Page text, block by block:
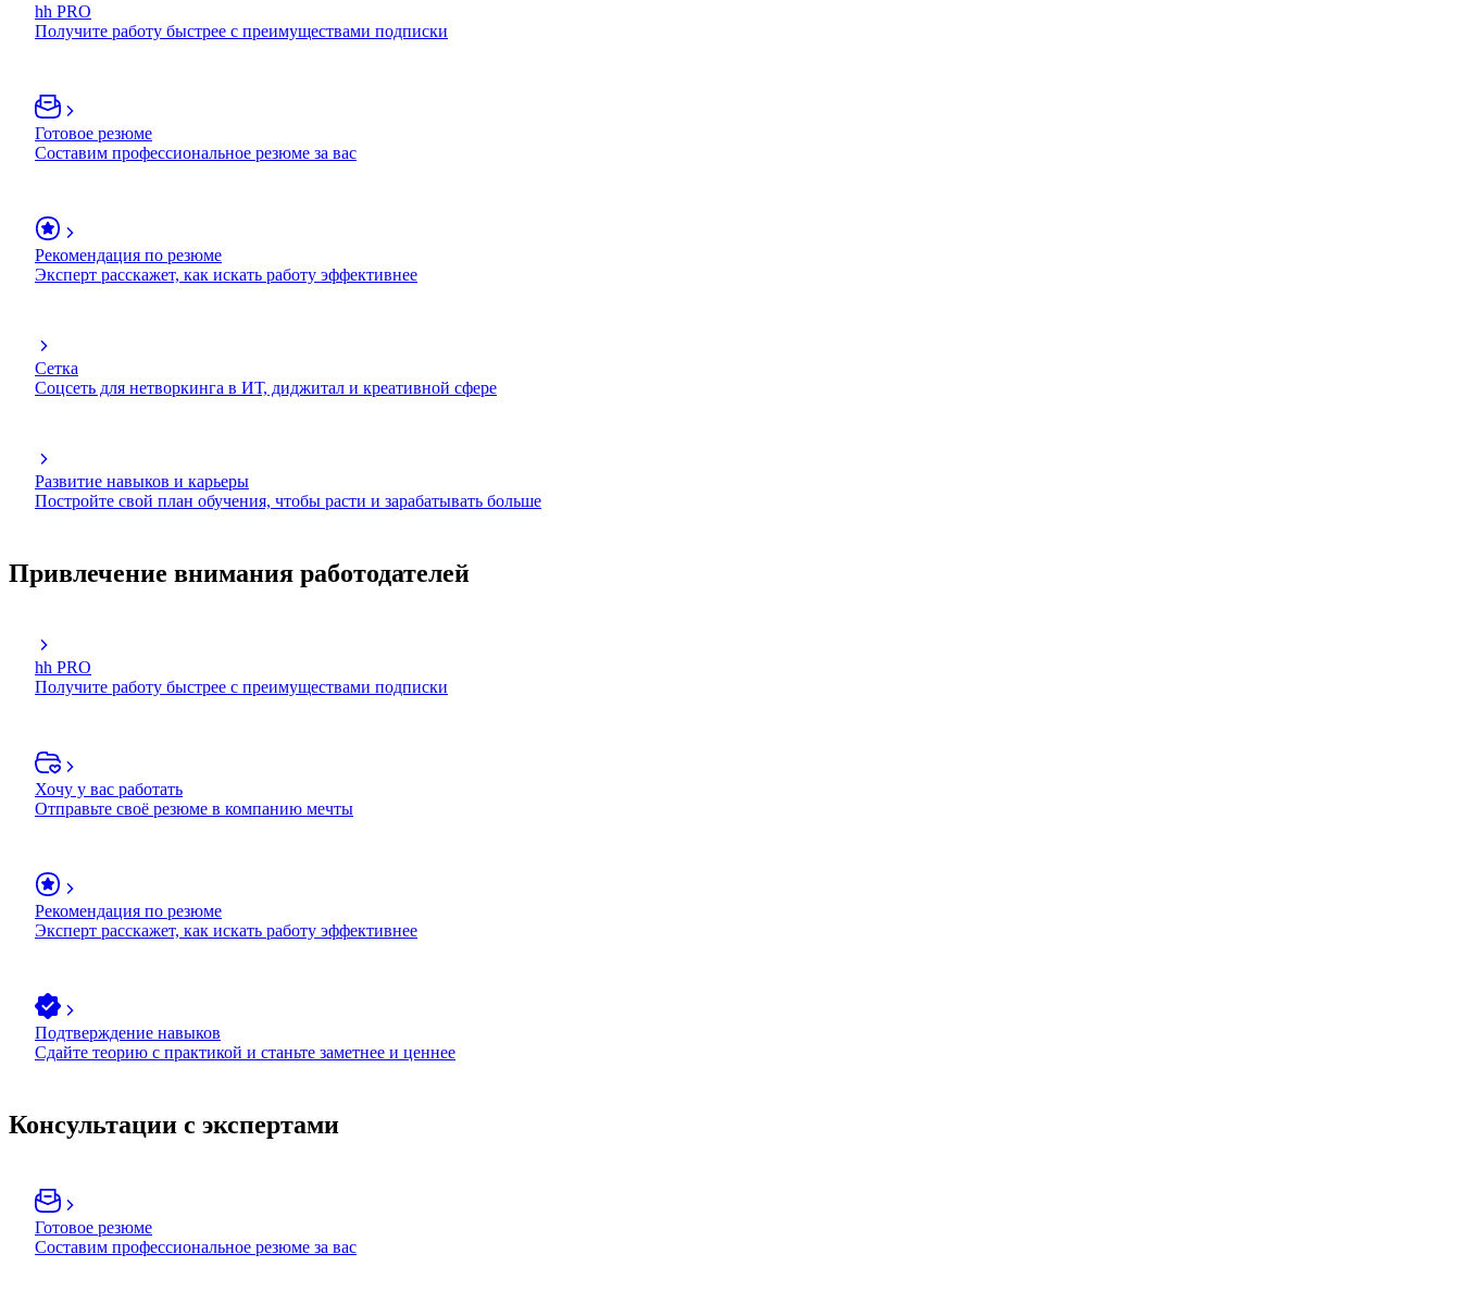
hh PRO
Получите работу быстрее с преимуществами подписки
Готовое резюме
Составим профессиональное резюме за вас
Рекомендация по резюме
Эксперт расскажет, как искать работу эффективнее
Сетка
Соцсеть для нетворкинга в ИТ, диджитал и креативной сфере
Развитие навыков и карьеры
Постройте свой план обучения, чтобы расти и зарабатывать больше
Привлечение внимания работодателей
hh PRO
Получите работу быстрее с преимуществами подписки
Хочу у вас работать
Отправьте своё резюме в компанию мечты
Рекомендация по резюме
Эксперт расскажет, как искать работу эффективнее
Подтверждение навыков
Сдайте теорию с практикой и станьте заметнее и ценнее
Консультации с экспертами
Готовое резюме
Составим профессиональное резюме за вас